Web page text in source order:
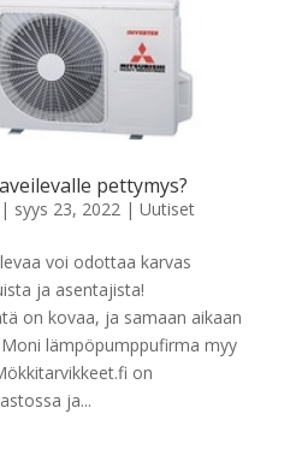
pettymys?
| syys 23, 2022| Uutiset
voi odottaa karvas
ja asentajista!
on kovaa, ja samaan aikaan
lämpöpumppufirma myy
on
ja...